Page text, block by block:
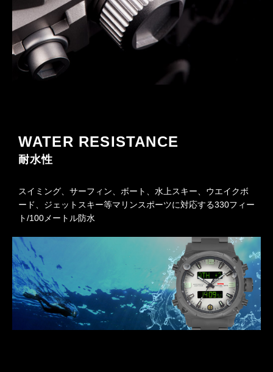
WATER RESISTANCE
耐水性
スイミング、サーフィン、ボート、水上スキー、ウエイクボ
ード、ジェットスキー等マリンスポーツに対応する330フィー
ト/100メートル防水